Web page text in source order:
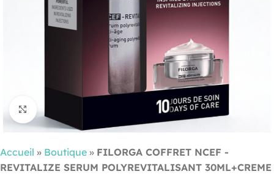
Accueil » Boutique » FILORGA COFFRET NCEF -
REVITALIZE SERUM POLYREVITALISANT 30ML+CREME